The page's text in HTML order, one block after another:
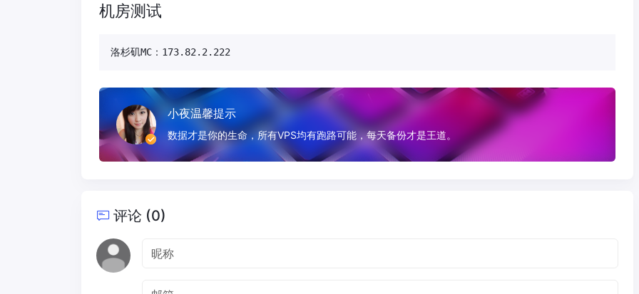
机房测试
洛杉矶MC：173.82.2.222
小夜温馨提示
数据才是你的生命，所有VPS均有跑路可能，每天备份才是王道。
评论 (0)